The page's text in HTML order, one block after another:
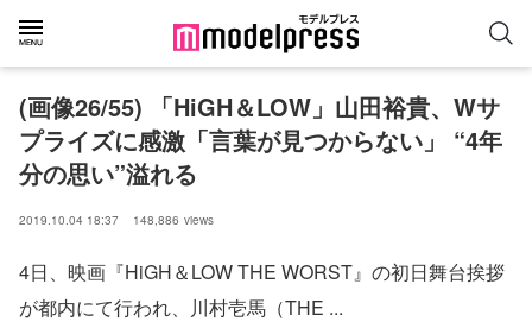
(画像26/55) 「HiGH＆LOW」山田裕貴、Wサ
プライズに感激「言葉が見つからない」 “4年
分の思い”溢れる
2019.10.04 18:37 148,886 views
4日、映画『HiGH＆LOW THE WORST』の初日舞台挨拶
が都内にて行われ、川村壱馬（THE ...